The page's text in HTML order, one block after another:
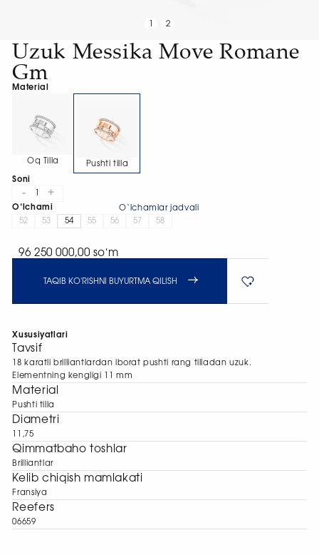
2
Uzuk Messika Move Romane
Gm
Material
Oq Tilla
Pushti tilla
Soni
- +
O‘lchami
O‘lchamlar jadvali
52
53 54 55 56 57 58
96 250 000,00 soʻm
TAQIB KO'RISHNI BUYURTMA QILISH
Xususiyatlari
Tavsif
18 karatli brilliantlardan iborat pushti rang tilladan uzuk.
Elementning kengligi 11 mm
Material
Pushti tilla
Diametri
11,75
Qimmatbaho toshlar
Brilliantlar
Kelib chiqish mamlakati
Fransiya
Reefers
06659